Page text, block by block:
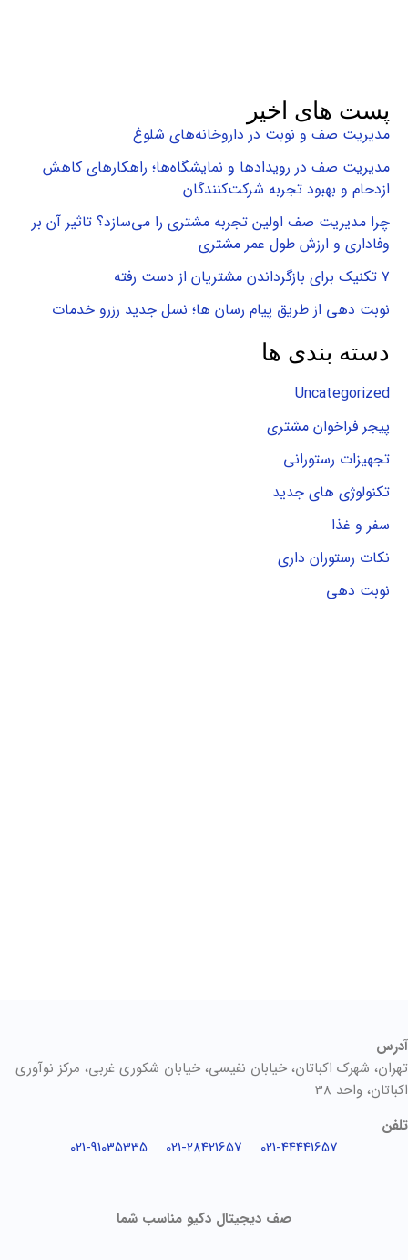
پست های اخیر
مدیریت صف و نوبت در داروخانه‌های شلوغ
مدیریت صف در رویدادها و نمایشگاه‌ها؛ راهکارهای کاهش
ازدحام و بهبود تجربه شرکت‌کنندگان
چرا مدیریت صف اولین تجربه مشتری را می‌سازد؟ تاثیر آن بر
وفاداری و ارزش طول عمر مشتری
۷ تکنیک برای بازگرداندن مشتریان از دست رفته
نوبت دهی از طریق پیام رسان ها؛ نسل جدید رزرو خدمات
دسته بندی ها
Uncategorized
پیجر فراخوان مشتری
تجهیزات رستورانی
تکنولوژی های جدید
سفر و غذا
نکات رستوران داری
نوبت دهی
آدرس
تهران، شهرک اکباتان، خیابان نفیسی، خیابان شکوری غربی، مرکز نوآوری
اکباتان، واحد 38
تلفن
021-44441657
021-28421657
021-91035335
صف دیجیتال دکیو مناسب شما